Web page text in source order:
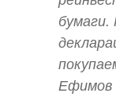
бумаги.
Ефимов